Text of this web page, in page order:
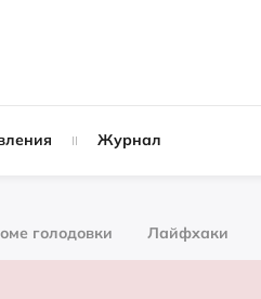
Журнал
голодовки Лайфхаки